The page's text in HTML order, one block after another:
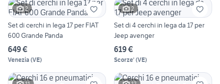
2
Set di cerchi in lega 17 per FIAT
600 Grande Panda
649 €
Venezia (VE)
2
Set di 4 cerchi in lega da 17 per
Jeep avenger
619 €
Scorze' (VE)